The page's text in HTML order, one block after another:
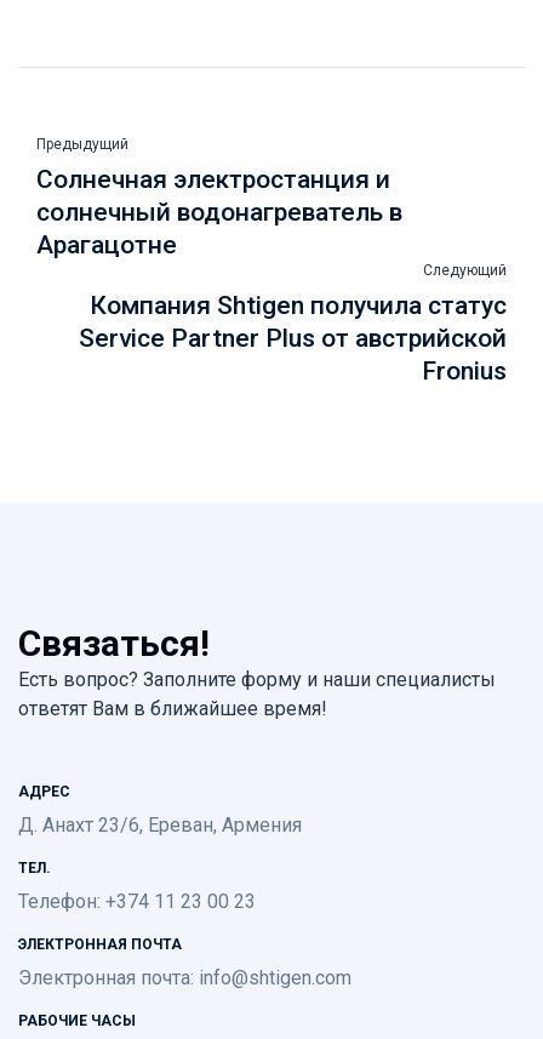
Предыдущий
Солнечная электростанция и
солнечный водонагреватель в
Арагацотне
Следующий
Компания Shtigen получила статус
Service Partner Plus от австрийской
Fronius
Связаться!
Есть вопрос? Заполните форму и наши специалисты
ответят Вам в ближайшее время!
АДРЕС
Д. Анахт 23/6, Ереван, Армения
ТЕЛ.
Телефон: +374 11 23 00 23
ЭЛЕКТРОННАЯ ПОЧТА
Электронная почта: info@shtigen.com
РАБОЧИЕ ЧАСЫ